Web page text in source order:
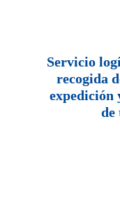
Servicio
recogida
expedición
de